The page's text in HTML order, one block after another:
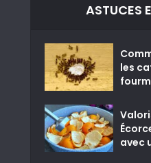
ASTUCES
les
avec